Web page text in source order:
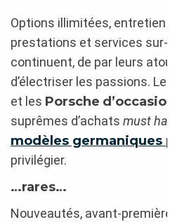
Options illimitées, entretien
prestations et services sur-
continuent, de par leurs atours
d’électriser les passions. Les
et les Porsche d’occasion
suprêmes d’achats must have
modèles germaniques
privilégier.
…rares…
Nouveautés, avant-premières…